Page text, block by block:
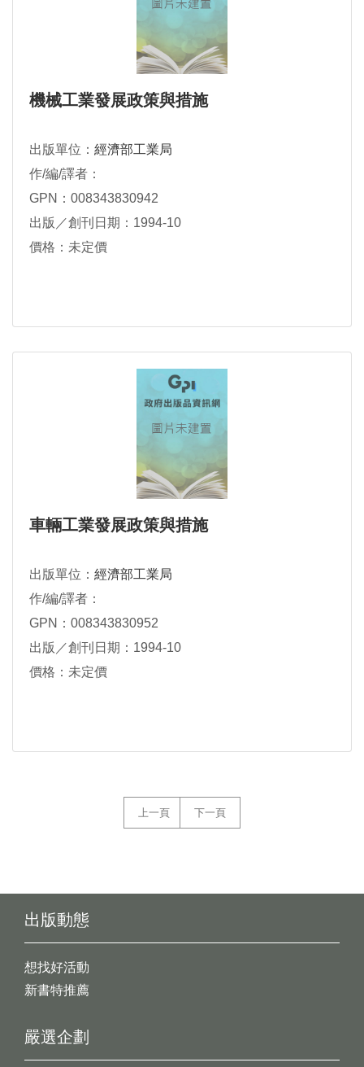
機械工業發展政策與措施
出版單位： 經濟部工業局
作/編/譯者：
GPN：008343830942
出版／創刊日期：1994-10
價格：未定價
車輛工業發展政策與措施
出版單位： 經濟部工業局
作/編/譯者：
GPN：008343830952
出版／創刊日期：1994-10
價格：未定價
上一頁 下一頁
出版動態
想找好活動
新書特推薦
嚴選企劃